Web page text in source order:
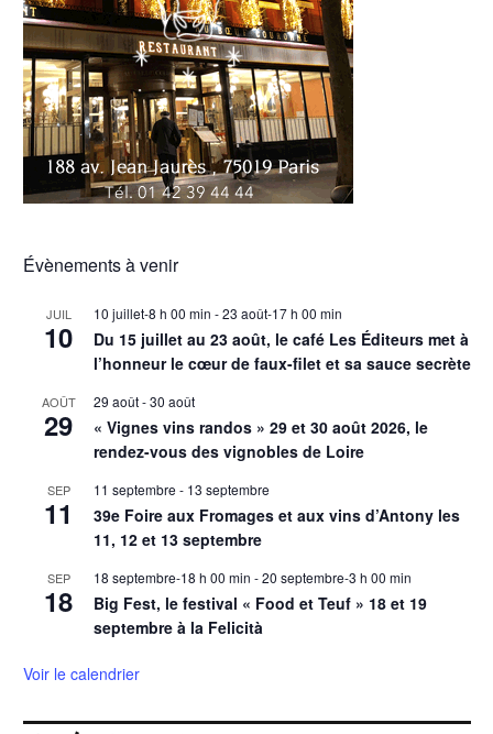
Évènements à venir
JUIL
10
10 juillet-8 h 00 min -23 août-17 h 00 min
Du 15 juillet au 23 août, le café Les Éditeurs met à
l’honneur le cœur de faux-filet et sa sauce secrète
AOÛT
29
29 août-30 août
« Vignes vins randos » 29 et 30 août 2026, le
rendez-vous des vignobles de Loire
SEP
11
11 septembre - 13 septembre
39e Foire aux Fromages et aux vins d’Antony les
11, 12 et 13 septembre
SEP
18
18 septembre-18 h 00 min -20 septembre-3 h 00 min
Big Fest, le festival « Food et Teuf » 18 et 19
septembre à la Felicità
Voir le calendrier